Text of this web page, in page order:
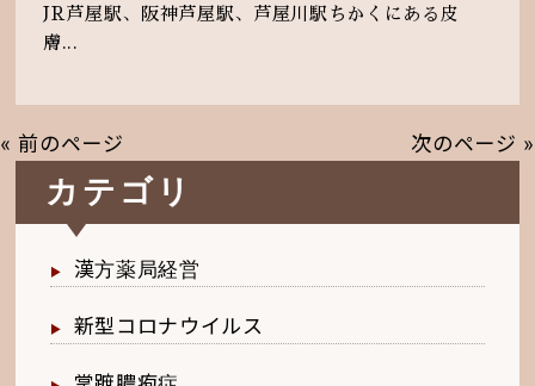
JR芦屋駅、阪神芦屋駅、芦屋川駅ちかくにある皮
膚...
« 前のページ 次のページ »
カテゴリ
漢方薬局経営
新型コロナウイルス